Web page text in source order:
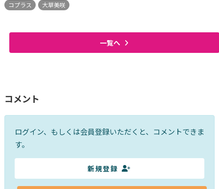
コプラス
大草美咲
一覧へ
コメント
ログイン、もしくは会員登録いただくと、コメントできま
す。
新規登録